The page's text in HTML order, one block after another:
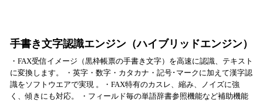
手書き文字認識エンジン（ハイブリッドエンジン）
・FAX受信イメージ（黒枠帳票の手書き文字）を高速に認識、テキスト
に変換します。 ・英字・数字・カタカナ・記号･マークに加えて漢字認
識をソフトウエアで実現 。・FAX特有のカスレ、縮み、ノイズに強
く、傾きにも対応。 ・フィールド毎の単語辞書参照機能など補助機能